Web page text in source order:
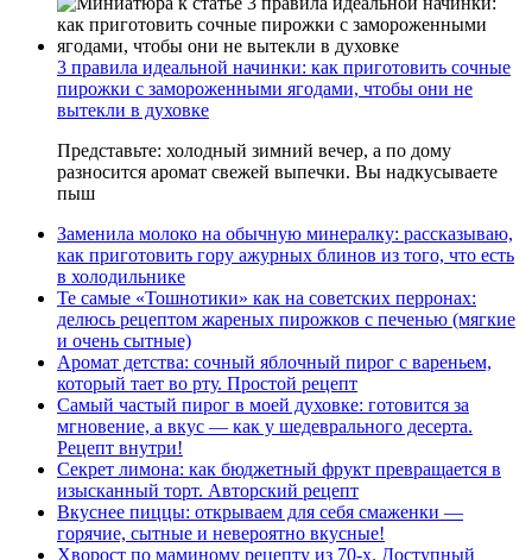
3 правила идеальной начинки: как приготовить сочные
пирожки с замороженными ягодами, чтобы они не
вытекли в духовке
Представьте: холодный зимний вечер, а по дому
разносится аромат свежей выпечки. Вы надкусываете
пыш
Заменила молоко на обычную минералку: рассказываю,
как приготовить гору ажурных блинов из того, что есть
в холодильнике
Те самые «Тошнотики» как на советских перронах:
делюсь рецептом жареных пирожков с печенью (мягкие
и очень сытные)
Аромат детства: сочный яблочный пирог с вареньем,
который тает во рту. Простой рецепт
Самый частый пирог в моей духовке: готовится за
мгновение, а вкус — как у шедеврального десерта.
Рецепт внутри!
Секрет лимона: как бюджетный фрукт превращается в
изысканный торт. Авторский рецепт
Вкуснее пиццы: открываем для себя смаженки —
горячие, сытные и невероятно вкусные!
Хворост по маминому рецепту из 70-х. Доступный